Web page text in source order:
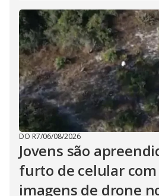
DO R7/06/08/2026
Jovens são
furto de celular
imagens de drone